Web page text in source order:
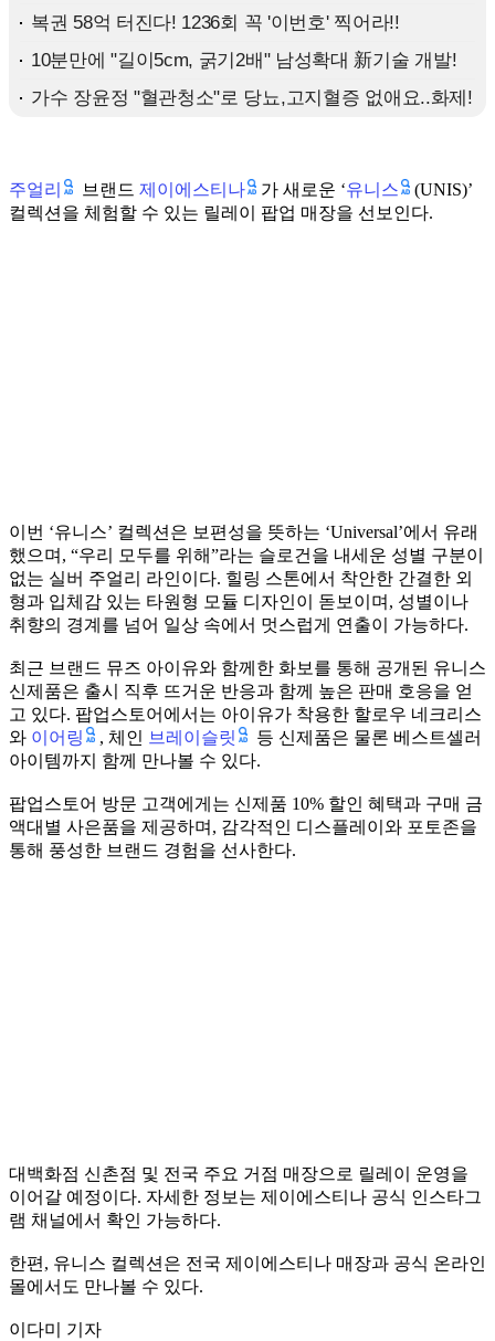
주얼리 브랜드 제이에스티나 가 새로운 ‘유니스
(UNIS)’
컬렉션을 체험할 수 있는 릴레이 팝업 매장을 선보인다.
이번 ‘유니스’ 컬렉션은 보편성을 뜻하는 ‘Universal’에서 유래
했으며, “우리 모두를 위해”라는 슬로건을 내세운 성별 구분이
없는 실버 주얼리 라인이다. 힐링 스톤에서 착안한 간결한 외
형과 입체감 있는 타원형 모듈 디자인이 돋보이며, 성별이나
취향의 경계를 넘어 일상 속에서 멋스럽게 연출이 가능하다.
최근 브랜드 뮤즈 아이유와 함께한 화보를 통해 공개된 유니스
신제품은 출시 직후 뜨거운 반응과 함께 높은 판매 호응을 얻
고 있다. 팝업스토어에서는 아이유가 착용한 할로우 네크리스
와 이어링 , 체인 브레이슬릿
등 신제품은 물론 베스트셀러
아이템까지 함께 만나볼 수 있다.
팝업스토어 방문 고객에게는 신제품 10% 할인 혜택과 구매 금
액대별 사은품을 제공하며, 감각적인 디스플레이와 포토존을
통해 풍성한 브랜드 경험을 선사한다.
대백화점 신촌점 및 전국 주요 거점 매장으로 릴레이 운영을
이어갈 예정이다. 자세한 정보는 제이에스티나 공식 인스타그
램 채널에서 확인 가능하다.
한편, 유니스 컬렉션은 전국 제이에스티나 매장과 공식 온라인
몰에서도 만나볼 수 있다.
이다미 기자